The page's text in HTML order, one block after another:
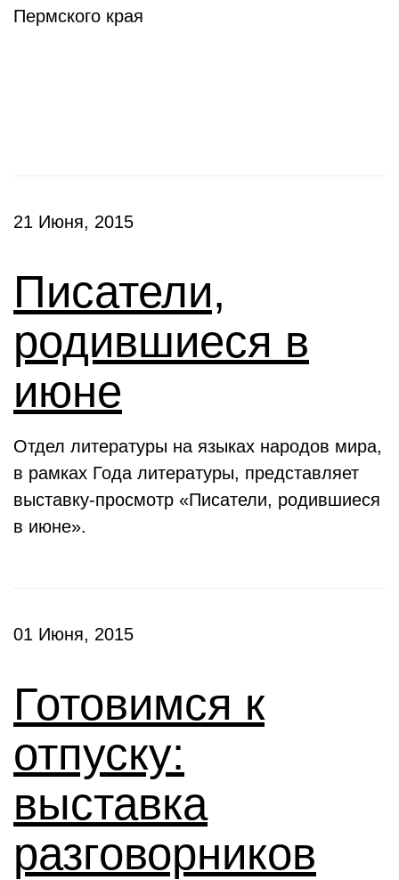
Пермского края
21 Июня, 2015
Писатели,
родившиеся в
июне
Отдел литературы на языках народов мира,
в рамках Года литературы, представляет
выставку-просмотр «Писатели, родившиеся
в июне».
01 Июня, 2015
Готовимся к
отпуску:
выставка
разговорников